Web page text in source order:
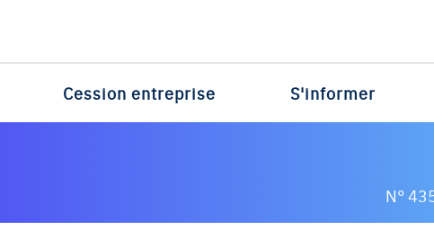
Cession entreprise S'informer
N°